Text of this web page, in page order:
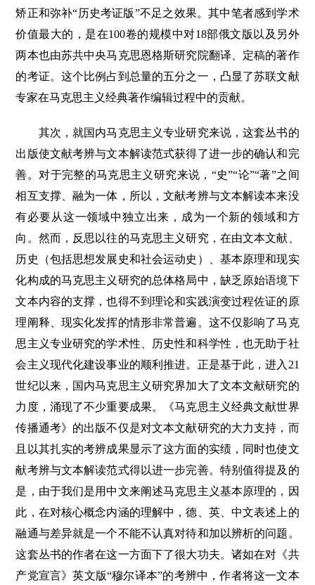
矫正和弥补“历史考证版”不足之效果。其中笔者感到学术
价值最大的，是在100卷的规模中对18部俄文版以及另外
两本也由苏共中央马克思恩格斯研究院翻译、定稿的著作
的考证。这个比例占到总量的五分之一，凸显了苏联文献
专家在马克思主义经典著作编辑过程中的贡献。
其次，就国内马克思主义专业研究来说，这套丛书的
出版使文献考辨与文本解读范式获得了进一步的确认和完
善。对于完整的马克思主义研究来说，“史”“论”“著”之间
相互支撑、融为一体，所以，文献考辨与文本解读本来没
有必要从这一领域中独立出来，成为一个新的领域和方
向。然而，反思以往的马克思主义研究，在由文本文献、
历史（包括思想发展史和社会运动史）、基本原理和现实
化构成的马克思主义研究的总体格局中，缺乏原始语境下
文本内容的支撑，也得不到理论和实践演变过程佐证的原
理阐释、现实化发挥的情形非常普遍。这不仅影响了马克
思主义专业研究的学术性、历史性和科学性，也无助于社
会主义现代化建设事业的顺利推进。正是基于此，进入21
世纪以来，国内马克思主义研究界加大了文本文献研究的
力度，涌现了不少重要成果。《马克思主义经典文献世界
传播通考》的出版不仅是对文本文献研究的大力支持，而
且以其扎实的考辨成果显示了这方面的实绩，同时也使文
献考辨与文本解读范式得以进一步完善。特别值得提及的
是，由于我们是用中文来阐述马克思主义基本原理的，因
此，在对核心概念内涵的理解中，德、英、中文表述上的
融通与差异就是一个不能不认真对待和加以辨析的问题。
这套丛书的作者在这一方面下了很大功夫。诸如在对《共
产党宣言》英文版“穆尔译本”的考辨中，作者将这一文本